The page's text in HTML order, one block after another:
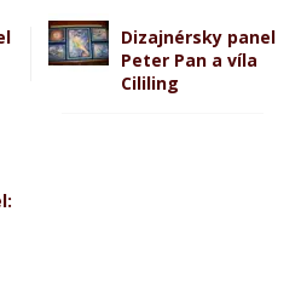
Dizajnérsky panel
Peter Pan a víla
Cililing